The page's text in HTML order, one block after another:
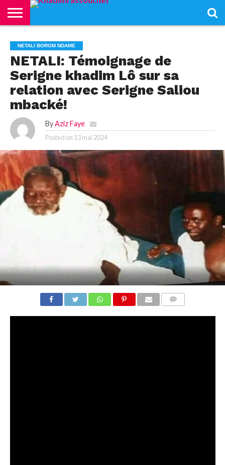
KHADIMRASSOUL
LE
MOURIDISME
ACTUALITÉS
CONTRIBUTIONS
PASS
–
PASS
NETALI
BOROM
NDAME
L’ISLAM
VIDÉOS
NETALI BOROM NDAME
NETALI: Témoignage de
Serigne khadim Lô sur sa
relation avec Serigne Saliou
mbacké!
By Aziz Faye
Posted on 13 mai 2024